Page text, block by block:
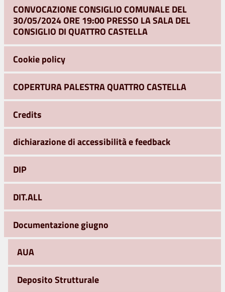
CONVOCAZIONE CONSIGLIO COMUNALE DEL
30/05/2024 ORE 19:00 PRESSO LA SALA DEL
CONSIGLIO DI QUATTRO CASTELLA
Cookie policy
COPERTURA PALESTRA QUATTRO CASTELLA
Credits
dichiarazione di accessibilità e feedback
DIP
DIT.ALL
Documentazione giugno
AUA
Deposito Strutturale